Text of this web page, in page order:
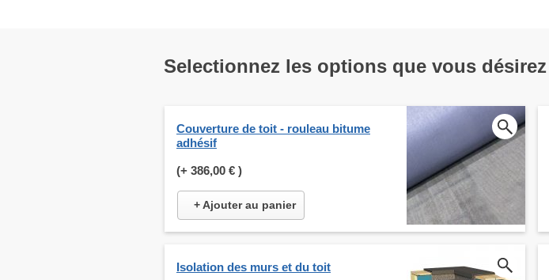
Selectionnez les options que vous désirez
Couverture de toit - rouleau bitume
adhésif
(+ 386,00 € )
+ Ajouter au panier
Isolation des murs et du toit